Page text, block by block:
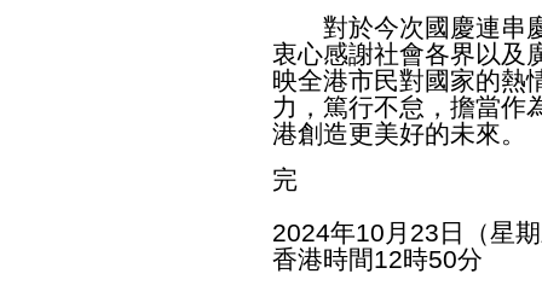
對於今次國慶連串慶
衷心感謝社會各界以及
映全港市民對國家的熱
力，篤行不怠，擔當作
港創造更美好的未來。
完
2024年10月23日（星
香港時間12時50分